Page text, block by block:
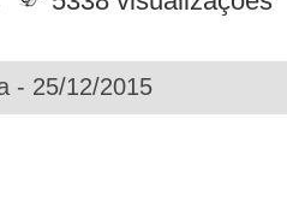
- 25/12/2015